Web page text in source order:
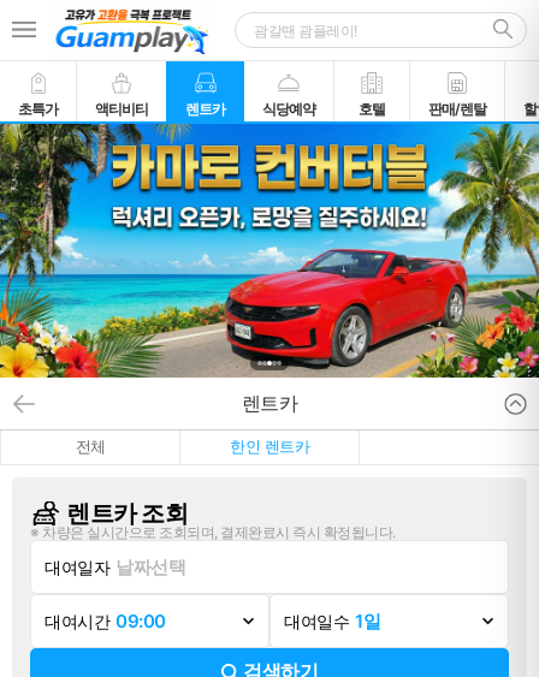
초특가 액티비티 렌트카 식당예약 호텔 판매/렌탈
렌트카
전체 한인 렌트카
렌트카 조회
※ 차량은 실시간으로 조회되며, 결제완료시 즉시 확정됩니다.
대여일자
대여시간 대여일수
검색하기